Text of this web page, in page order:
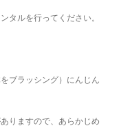
タルを行ってください。
ブラッシング）にんじん
りますので、あらかじめ